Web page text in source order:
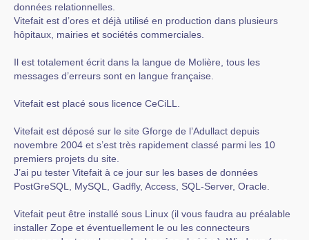
données relationnelles.
Vitefait est d’ores et déjà utilisé en production dans plusieurs
hôpitaux, mairies et sociétés commerciales.
Il est totalement écrit dans la langue de Molière, tous les
messages d’erreurs sont en langue française.
Vitefait est placé sous licence CeCiLL.
Vitefait est déposé sur le site Gforge de l’Adullact depuis
novembre 2004 et s’est très rapidement classé parmi les 10
premiers projets du site.
J’ai pu tester Vitefait à ce jour sur les bases de données
PostGreSQL, MySQL, Gadfly, Access, SQL-Server, Oracle.
Vitefait peut être installé sous Linux (il vous faudra au préalable
installer Zope et éventuellement le ou les connecteurs